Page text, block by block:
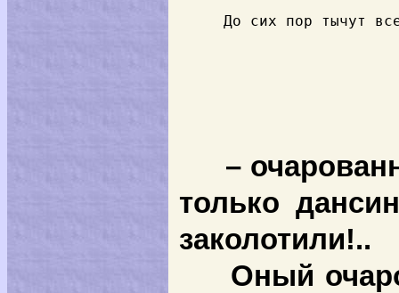
До сих пор тычут всем
–
только
заколотили!..
Оный